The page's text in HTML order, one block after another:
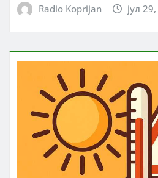
Radio Koprijan јул